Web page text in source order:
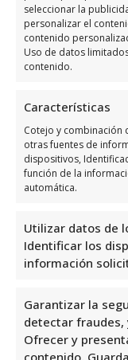
seleccionar la
personalizar el
contenido
Uso de datos
contenido.
Características
Cotejo y combinación
otras fuentes de
dispositivos,
función de la
automática.
Utilizar datos de
Identificar los
información
Garantizar la
detectar
Ofrecer y
contenido,
Toy Planetes
Obispo
Alicante,
variedad de
Es un lugar
para niños y
y atento que
experiencia
Toy Planet es
Orihuela
juguetes de
gustos. Con